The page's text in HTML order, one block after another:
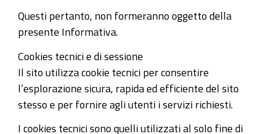
Questi pertanto, non formeranno oggetto della
presente Informativa.
Cookies tecnici e di sessione
Il sito utilizza cookie tecnici per consentire
l’esplorazione sicura, rapida ed efficiente del sito
stesso e per fornire agli utenti i servizi richiesti.
I cookies tecnici sono quelli utilizzati al solo fine di